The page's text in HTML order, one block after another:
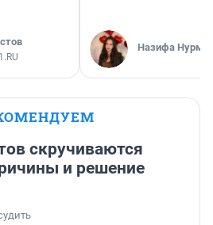
Назифа
скручиваются
и решение